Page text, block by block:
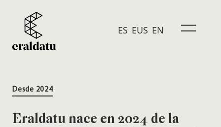
ES EUS EN
Desde 2024
Eraldatu nace en 2024 de la